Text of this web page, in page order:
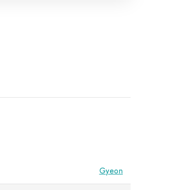
Gyeon